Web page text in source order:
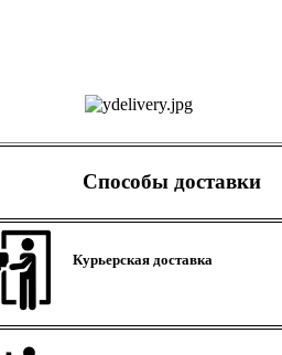
Способы доставки
Курьерская доставка